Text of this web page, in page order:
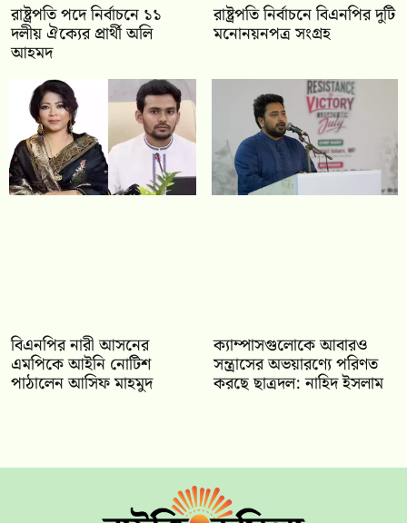
রাষ্ট্রপতি পদে নির্বাচনে ১১
দলীয় ঐক্যের প্রার্থী অলি
আহমদ
রাষ্ট্রপতি নির্বাচনে বিএনপির দুটি
মনোনয়নপত্র সংগ্রহ
বিএনপির নারী আসনের
এমপিকে আইনি নোটিশ
পাঠালেন আসিফ মাহমুদ
ক্যাম্পাসগুলোকে আবারও
সন্ত্রাসের অভয়ারণ্যে পরিণত
করছে ছাত্রদল: নাহিদ ইসলাম